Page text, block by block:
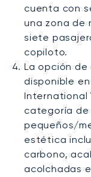
cuenta con
una zona de
siete
copiloto.
La opción de
disponible
International
categoría de
pequeños/
estética
carbono,
acolchadas